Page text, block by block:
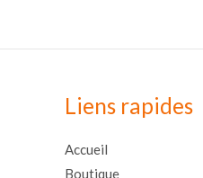
Liens rapides
Accueil
Boutique